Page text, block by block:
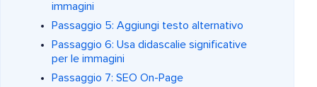
immagini
Passaggio 5: Aggiungi testo alternativo
Passaggio 6: Usa didascalie significative
per le immagini
Passaggio 7: SEO On-Page